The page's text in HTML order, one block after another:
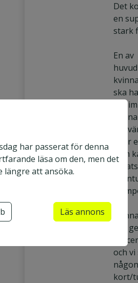
Det
en
stark
En av
ska
av
letar
som
ska
och
kort/
har passerat för denna
läsa om den, men det
längre att ansöka.
Läs annons